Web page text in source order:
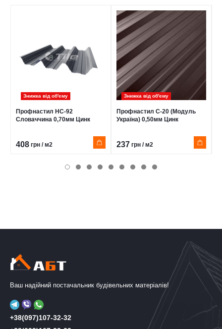
Знижка від обʹєму
Профнастил НС-92
Словаччина 0,70мм Цинк
408 грн / м2
Знижка від обʹєму
Профнастил С-20 (Модуль
Україна) 0,50мм Цинк
237 грн / м2
Ваш надійний постачальник будівельних матеріалів!
+38(097)107-32-32